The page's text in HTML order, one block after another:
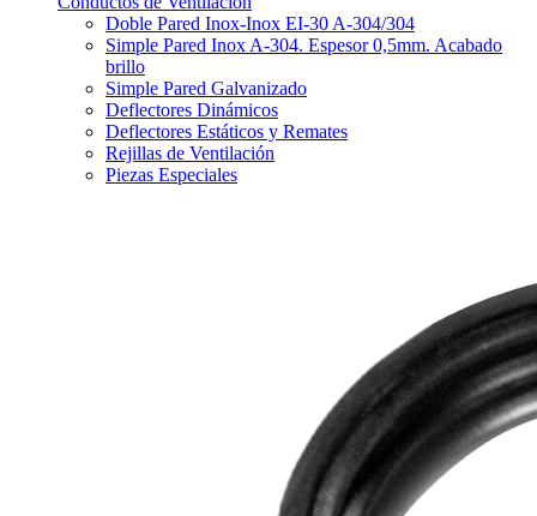
Doble Pared Inox-Inox EI-30 A-304/304
Simple Pared Inox A-304. Espesor 0,5mm. Acabado
brillo
Simple Pared Galvanizado
Deflectores Dinámicos
Deflectores Estáticos y Remates
Rejillas de Ventilación
Piezas Especiales